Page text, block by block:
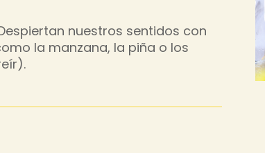
nuestros sentidos con
la manzana, la piña o los